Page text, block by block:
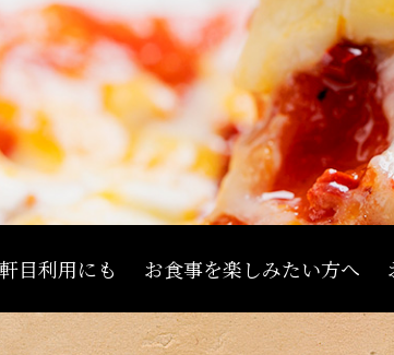
目利用にも お食事を楽しみたい方へ